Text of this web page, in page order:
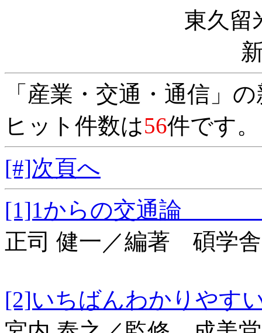
東久留
「産業・交通・通信」
ヒット件数は56件です
[#]次頁へ
[1]1からの交通
正司 健一／編著 碩学舎
[2]いちばんわかり